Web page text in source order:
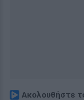
Ακολουθήστε